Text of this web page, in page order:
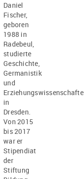
Daniel
Fischer,
geboren
1988 in
Radebeul,
studierte
Geschichte,
Germanistik
und
in
Dresden.
Von 2015
bis 2017
war er
Stipendiat
der
Stiftung